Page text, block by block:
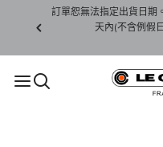
下水)，若
訂單恕無法指定出貨日期
天內(不含例假